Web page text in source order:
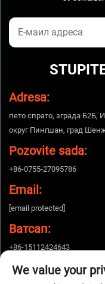
Adresa:
пето спрато, зграда Б2Б,
округ Пингшан, град
Pozovite sada:
+86-0755-27095786
Email:
[email protected]
Ватсап:
+86-15112424643
We value your